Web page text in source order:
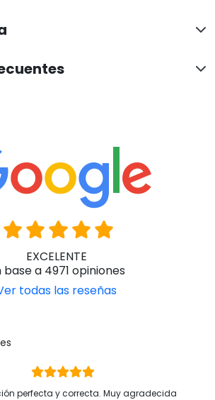
EXCELENTE
base a 4971 opiniones
todas las reseñas
perfecta y correcta. Muy agradecida